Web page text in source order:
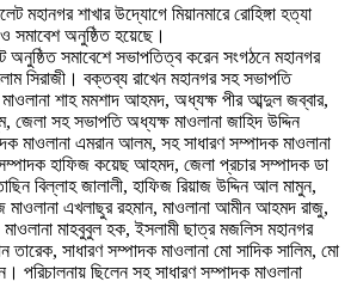
মহানগর শাখার উদ্যোগে মিয়ানমারে রোহিঙ্গা হত্যা
সমাবেশ অনুষ্ঠিত হয়েছে।
অনুষ্ঠিত সমাবেশে সভাপতিত্ব করেন সংগঠনে মহানগর
সিরাজী। বক্তব্য রাখেন মহানগর সহ সভাপতি
শাহ মমশাদ আহমদ, অধ্যক্ষ পীর আব্দুল জব্বার,
জেলা সহ সভাপতি অধ্যক্ষ মাওলানা জাহিদ উদ্দিন
মাওলানা এমরান আলম, সহ সাধারণ সম্পাদক মাওলানা
হাফিজ কয়েছ আহমদ, জেলা প্রচার সম্পাদক ডা
বিল্লাহ জালালী, হাফিজ রিয়াজ উদ্দিন আল মামুন,
এখলাছুর রহমান, মাওলানা আমীন আহমদ রাজু,
মাহবুবুল হক, ইসলামী ছাত্র মজলিস মহানগর
তারেক, সাধারণ সম্পাদক মাওলানা মো সাদিক সালিম, মো
পরিচালনায় ছিলেন সহ সাধারণ সম্পাদক মাওলানা